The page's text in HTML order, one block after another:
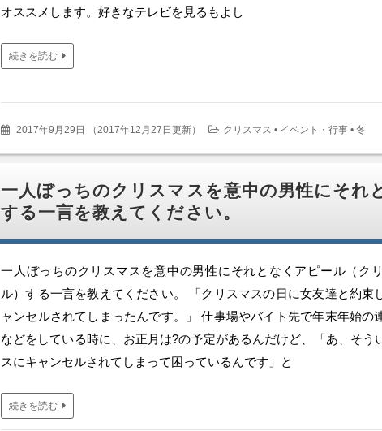
オススメします。好きなテレビを見るもよし
続きを読む
2017年9月29日 （2017年12月27日更新） クリスマス • イベント・行事 • 冬
一人ぼっちのクリスマスを意中の男性にそれ
する一言を教えてください。
一人ぼっちのクリスマスを意中の男性にそれとなくアピール（ク
ル）する一言を教えてください。 「クリスマスの日に女友達と約束
ャンセルされてしまったんです。」 仕事場やバイト先で年末年始の
などをしている時に、お正月は?の予定があるんだけど、「あ、そう
スにキャンセルされてしまって困っているんです」と
続きを読む